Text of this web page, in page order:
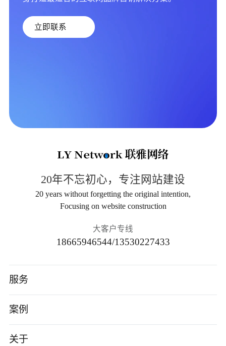
立即联系
20年不忘初心，专注网站建设
20 years without forgetting the original intention,
Focusing on website construction
大客户专线
18665946544/13530227433
服务
高端网站建设
AI应用开发
案例
智能制造
关于